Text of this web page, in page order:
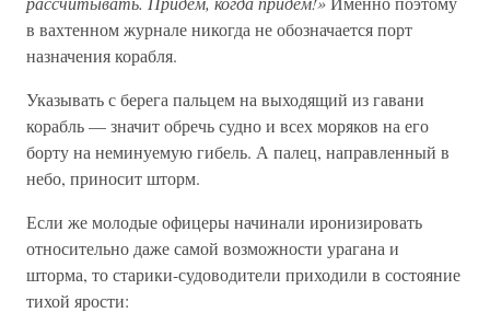
в вахтенном журнале никогда не обозначается порт
назначения корабля.
Указывать с берега пальцем на выходящий из гавани
корабль — значит обречь судно и всех моряков на его
борту на неминуемую гибель. А палец, направленный в
небо, приносит шторм.
Если же молодые офицеры начинали иронизировать
относительно даже самой возможности урагана и
шторма, то старики-судоводители приходили в состояние
тихой ярости: